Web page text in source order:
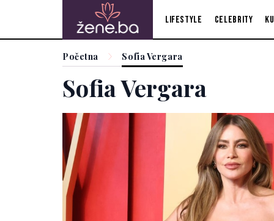
Lifestyle Celebrity
Početna Sofia Vergara
Sofia Vergara